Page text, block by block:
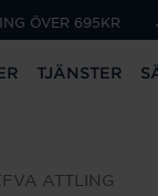
ÖVER 695KR
TJÄNSTER
ATTLING